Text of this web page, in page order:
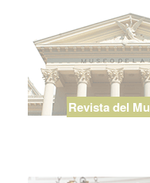
Revista del